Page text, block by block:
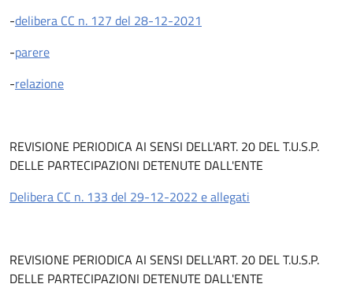
-delibera CC n. 127 del 28-12-2021
-parere
-relazione
REVISIONE PERIODICA AI SENSI DELL'ART. 20 DEL T.U.S.P.
DELLE PARTECIPAZIONI DETENUTE DALL'ENTE
Delibera CC n. 133 del 29-12-2022 e allegati
REVISIONE PERIODICA AI SENSI DELL'ART. 20 DEL T.U.S.P.
DELLE PARTECIPAZIONI DETENUTE DALL'ENTE